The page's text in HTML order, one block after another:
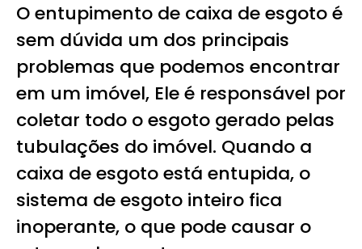
O entupimento de caixa de esgoto é
sem dúvida um dos principais
problemas que podemos encontrar
em um imóvel, Ele é responsável por
coletar todo o esgoto gerado pelas
tubulações do imóvel. Quando a
caixa de esgoto está entupida, o
sistema de esgoto inteiro fica
inoperante, o que pode causar o